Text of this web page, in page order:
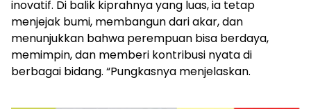
inovatif. Di balik kiprahnya yang luas, ia tetap
menjejak bumi, membangun dari akar, dan
menunjukkan bahwa perempuan bisa berdaya,
memimpin, dan memberi kontribusi nyata di
berbagai bidang. “Pungkasnya menjelaskan.